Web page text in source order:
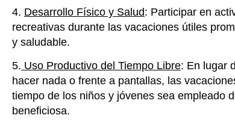
4. Desarrollo Físico y Salud: Participar en
recreativas durante las vacaciones útiles
y saludable.
5. Uso Productivo del Tiempo Libre: En lugar
hacer nada o frente a pantallas, las
tiempo de los niños y jóvenes sea empleado
beneficiosa.